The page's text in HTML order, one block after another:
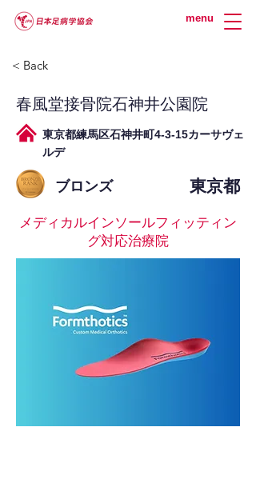
menu
< Back
春風堂接骨院石神井公園院
東京都練馬区石神井町4-3-15カーサヴェ
ルデ
ブロンズ 東京都
メディカルインソールフィッティン
グ対応治療院